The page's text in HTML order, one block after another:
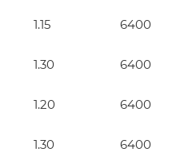
1.15 6400
1.30 6400
1.20 6400
1.30 6400